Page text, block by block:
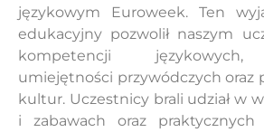
językowym Euroweek. Ten
edukacyjny pozwolił naszym
kompetencji językowych,
umiejętności przywódczych oraz
kultur. Uczestnicy brali udział w
i zabawach oraz praktycznych